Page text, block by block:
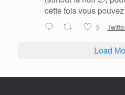
cette fois vous
3
Load